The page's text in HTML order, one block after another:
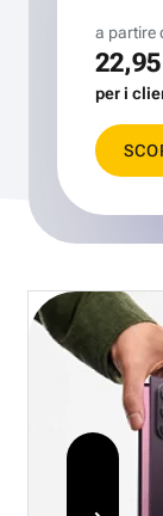
a partire
per i